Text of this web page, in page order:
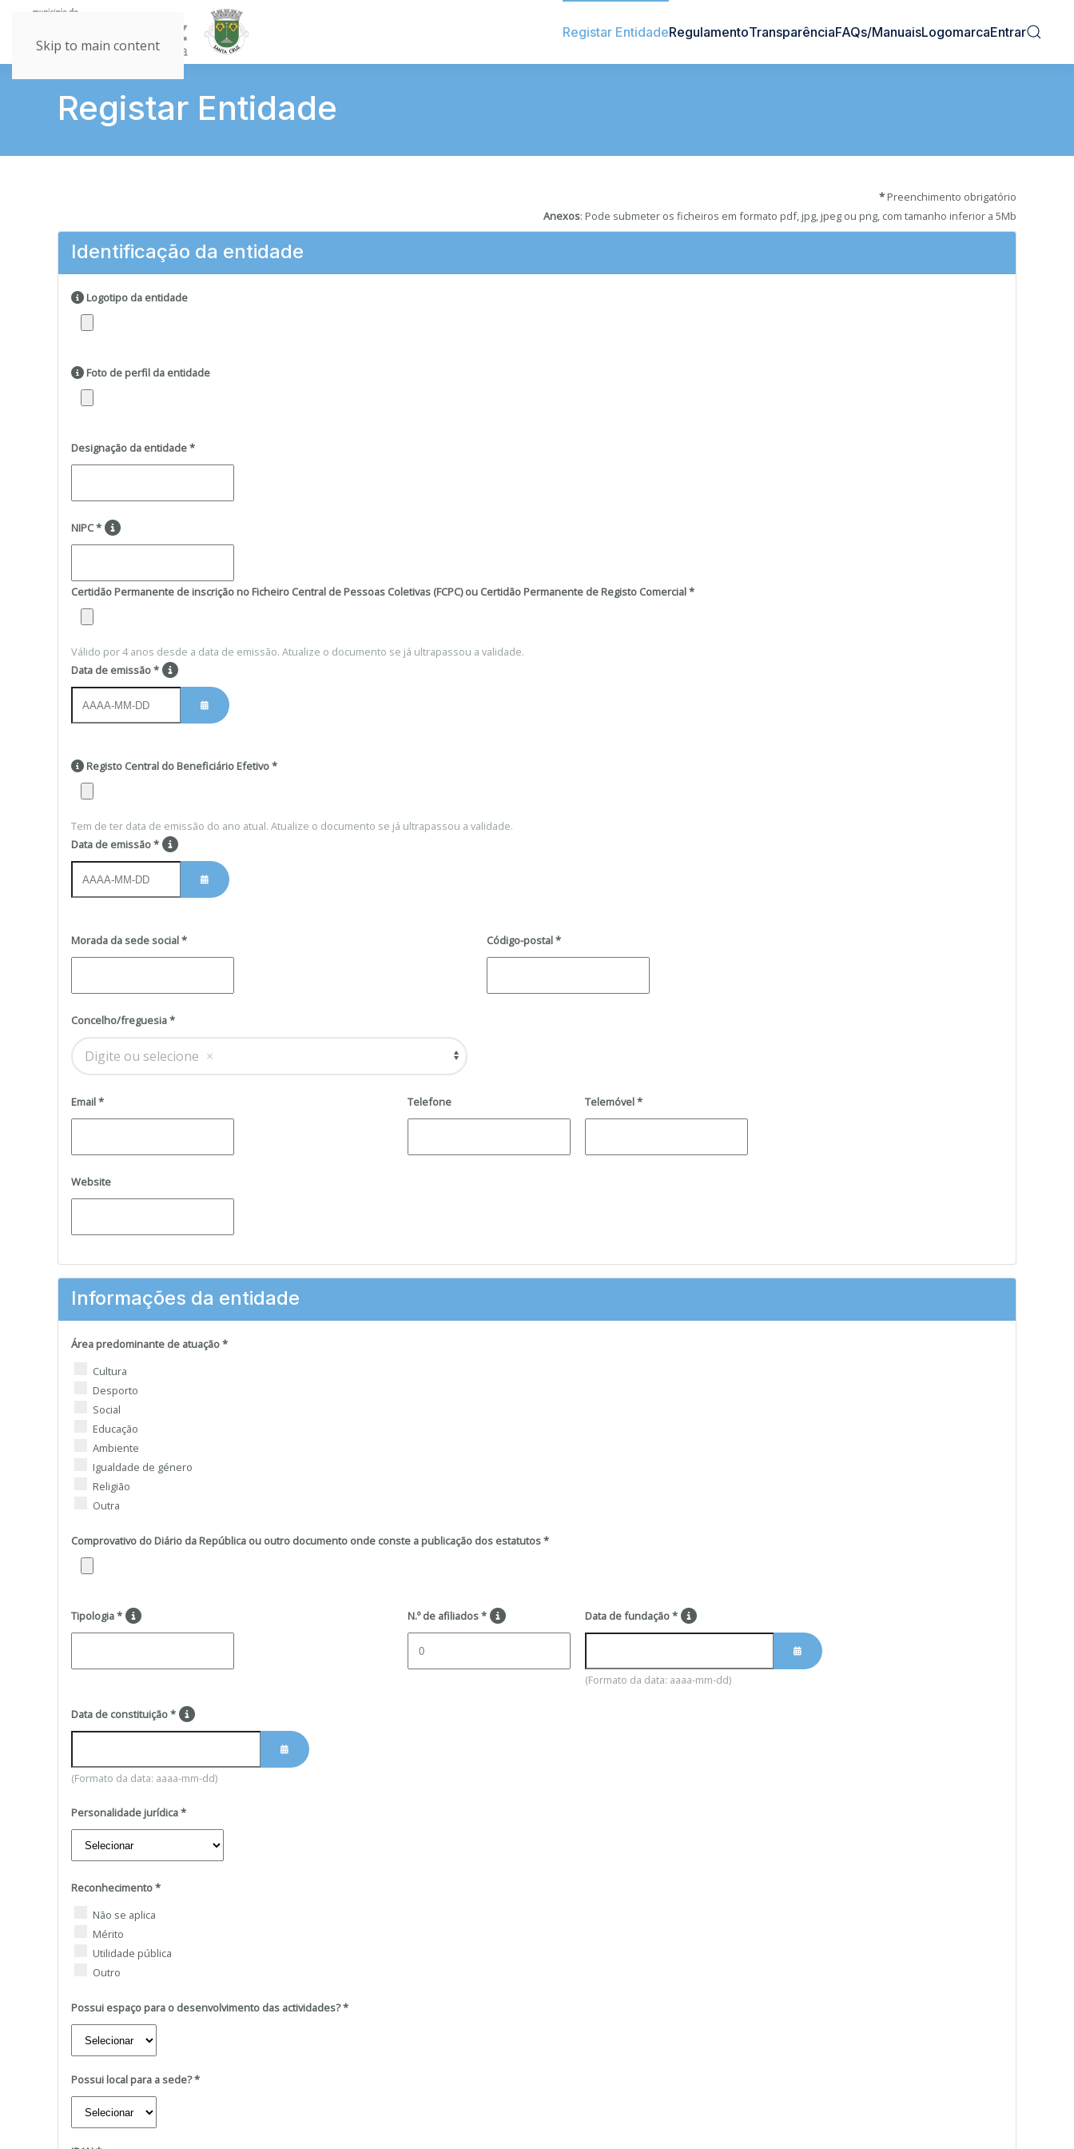
Skip to main content
Registar EntidadeRegulamentoTransparênciaFAQs/ManuaisLogomarcaEntrar
Registar Entidade
* Preenchimento obrigatório
Anexos: Pode submeter os ficheiros em formato pdf, jpg, jpeg ou png, com tamanho inferior a 5Mb
Identificação da entidade
Logotipo da entidade
Foto de perfil da entidade
Designação da entidade*
NIPC*
Certidão Permanente de inscrição no Ficheiro Central de Pessoas Coletivas (FCPC) ou Certidão Permanente de Registo Comercial*
Válido por 4 anos desde a data de emissão. Atualize o documento se já ultrapassou a validade.
Data de emissão*
Registo Central do Beneficiário Efetivo*
Tem de ter data de emissão do ano atual. Atualize o documento se já ultrapassou a validade.
Data de emissão*
Morada da sede social* Código-postal*
Concelho/freguesia*
Digite ou selecione
Email* Telefone Telemóvel*
Website
Informações da entidade
Área predominante de atuação*
Área predominante de atuação
Cultura
Desporto
Social
Educação
Ambiente
Igualdade de género
Religião
Outra
Comprovativo do Diário da República ou outro documento onde conste a publicação dos estatutos*
Tipologia* N.º de afiliados* Data de fundação*
(Formato da data: aaaa-mm-dd)
Data de constituição*
(Formato da data: aaaa-mm-dd)
Personalidade jurídica*
Reconhecimento*
Reconhecimento
Não se aplica
Mérito
Utilidade pública
Outro
Possui espaço para o desenvolvimento das actividades?*
Possui local para a sede?*